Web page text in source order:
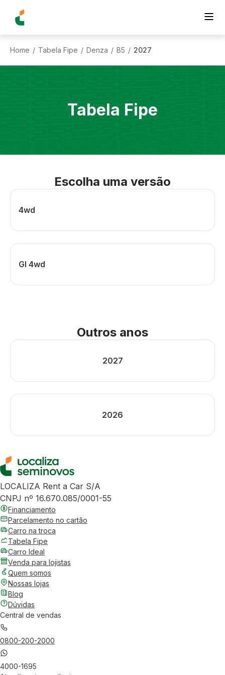
Home / Tabela Fipe / Denza / B5 / 2027
Tabela Fipe
Escolha uma versão
4wd
Gl 4wd
Outros anos
2027
2026
LOCALIZA Rent a Car S/A
CNPJ nº 16.670.085/0001-55
Financiamento
Parcelamento no cartão
Carro na troca
Tabela Fipe
Carro Ideal
Venda para lojistas
Quem somos
Nossas lojas
Blog
Dúvidas
Central de vendas
0800-200-2000
4000-1695